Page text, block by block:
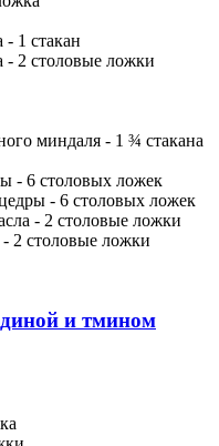
- 1 стакан
- 2 столовые ложки
миндаля - 1 ¾ стакана
- 6 столовых ложек
- 6 столовых ложек
- 2 столовые ложки
2 столовые ложки
и тмином